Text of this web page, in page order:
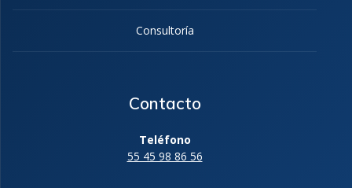
Consultoría
Contacto
Teléfono
55 45 98 86 56